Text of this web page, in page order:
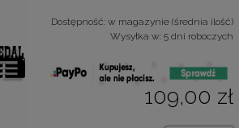
Dostępność: w magazynie (średnia ilość)
Wysyłka w: 5 dni roboczych
109,00 zł